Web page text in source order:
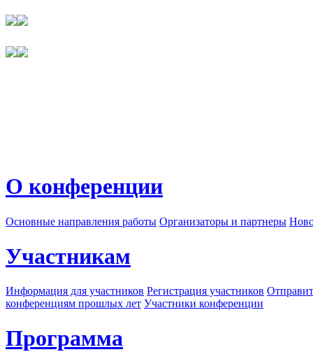
О конференции
Основные направления работы Организаторы и партнеры
Участникам
Информация для участников Регистрация участников
конференциям прошлых лет Участники конференции
Программа